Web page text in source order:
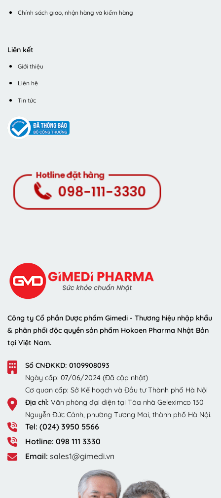
Chính sách giao, nhận hàng và kiểm hàng
Liên kết
Giới thiệu
Liên hệ
Tin tức
Công ty Cổ phần Dược phẩm Gimedi - Thương hiệu nhập khẩu
& phân phối độc quyền sản phẩm Hokoen Pharma Nhật Bản
tại Việt Nam.
Số CNĐKKD: 0109908093
Ngày cấp: 07/06/2024 (Đã cập nhật)
Cơ quan cấp: Sở Kế hoạch và Đầu tư Thành phố Hà Nội
Địa chỉ: Văn phòng đại diện tại Tòa nhà Geleximco 130
Nguyễn Đức Cảnh, phường Tương Mai, thành phố Hà Nội.
Tel: (024) 3950 5566
Hotline: 098 111 3330
Email: sales1@gimedi.vn